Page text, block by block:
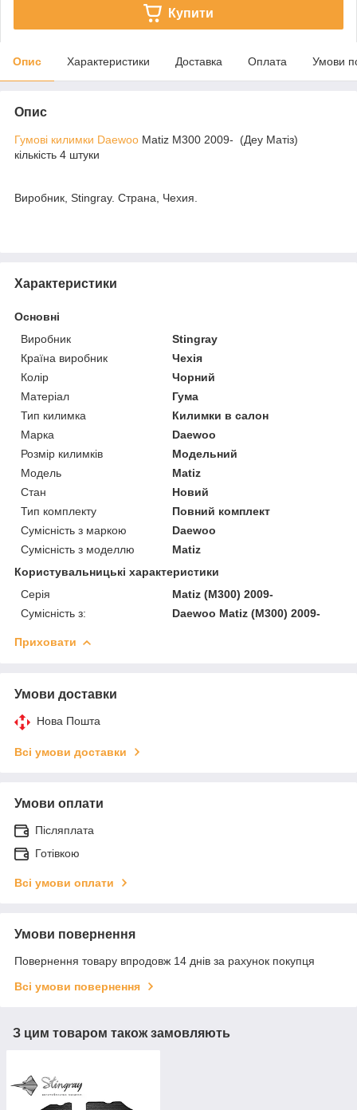
Купити
Опис Характеристики Доставка Оплата Умови
Опис
Гумові килимки Daewoo Matiz M300 2009- (Деу Матіз)
кількість 4 штуки
Виробник, Stingray. Страна, Чехия.
Характеристики
Основні
Виробник
Stingray
Країна виробник
Чехія
Колір
Чорний
Матеріал
Гума
Тип килимка
Килимки в салон
Марка
Daewoo
Розмір килимків
Модельний
Модель
Matiz
Стан
Новий
Тип комплекту
Повний комплект
Сумісність з маркою
Daewoo
Сумісність з моделлю
Matiz
Користувальницькі характеристики
Серія
Matiz (M300) 2009-
Сумісність з:
Daewoo Matiz (M300) 2009-
Приховати
Умови доставки
Нова Пошта
Всі умови доставки
Умови оплати
Післяплата
Готівкою
Всі умови оплати
Умови повернення
Повернення товару впродовж 14 днів за рахунок покупця
Всі умови повернення
З цим товаром також замовляють